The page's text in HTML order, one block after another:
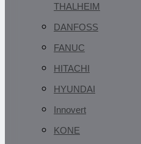
THALHEIM
DANFOSS
FANUC
HITACHI
HYUNDAI
Innovert
KONE